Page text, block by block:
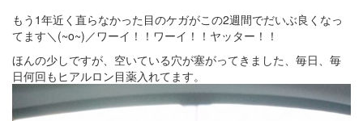
もう1年近く直らなかった目のケガがこの2週間でだいぶ良くなっ
てます＼(~o~)／ワーイ！！ワーイ！！ヤッター！！
ほんの少しですが、空いている穴が塞がってきました、毎日、毎
日何回もヒアルロン目薬入れてます。